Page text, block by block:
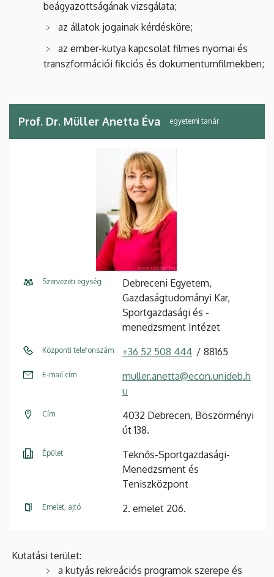
beágyazottságának vizsgálata;
az állatok jogainak kérdésköre;
az ember-kutya kapcsolat filmes nyomai és
transzformációi fikciós és dokumentumfilmekben;
Prof. Dr. Müller Anetta Éva egyetemi tanár
Szervezeti egység
Debreceni Egyetem,
Gazdaságtudományi Kar,
Sportgazdasági és -
menedzsment Intézet
Központi telefonszám +36 52 508 444 88165
E-mail cím
muller.anetta@econ.unideb.h
u
Cím
4032 Debrecen, Böszörményi
út 138.
Épület
Teknős-Sportgazdasági-
Menedzsment és
Teniszközpont
Emelet, ajtó 2. emelet 206.
Kutatási terület:
a kutyás rekreációs programok szerepe és